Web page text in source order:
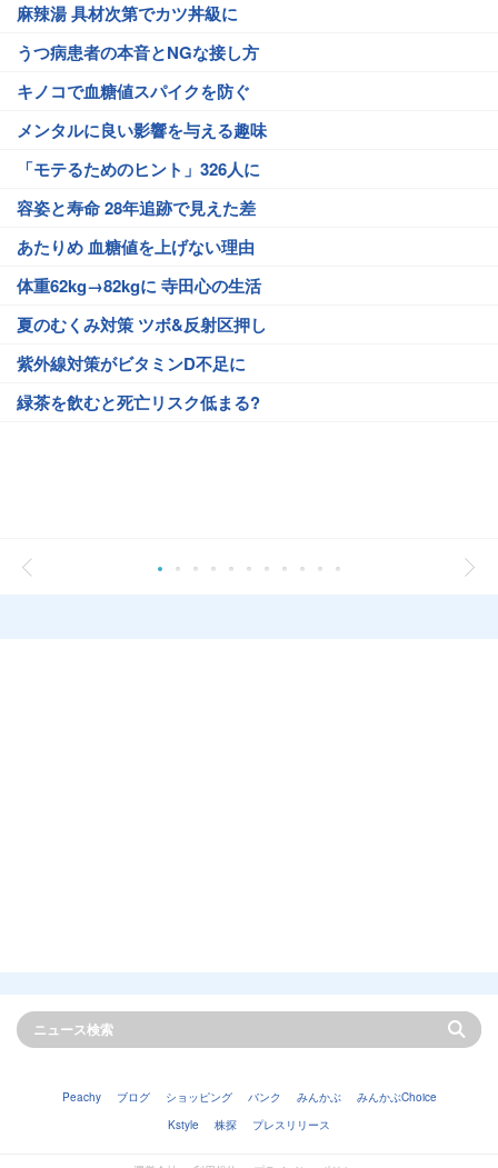
麻辣湯 具材次第でカツ丼級に
うつ病患者の本音とNGな接し方
キノコで血糖値スパイクを防ぐ
メンタルに良い影響を与える趣味
「モテるためのヒント」326人に
容姿と寿命 28年追跡で見えた差
あたりめ 血糖値を上げない理由
体重62kg→82kgに 寺田心の生活
夏のむくみ対策 ツボ&反射区押し
紫外線対策がビタミンD不足に
緑茶を飲むと死亡リスク低まる?
Peachy ブログ ショッピング バンク みんかぶ
みんかぶChoice
Kstyle
株探 プレスリリース